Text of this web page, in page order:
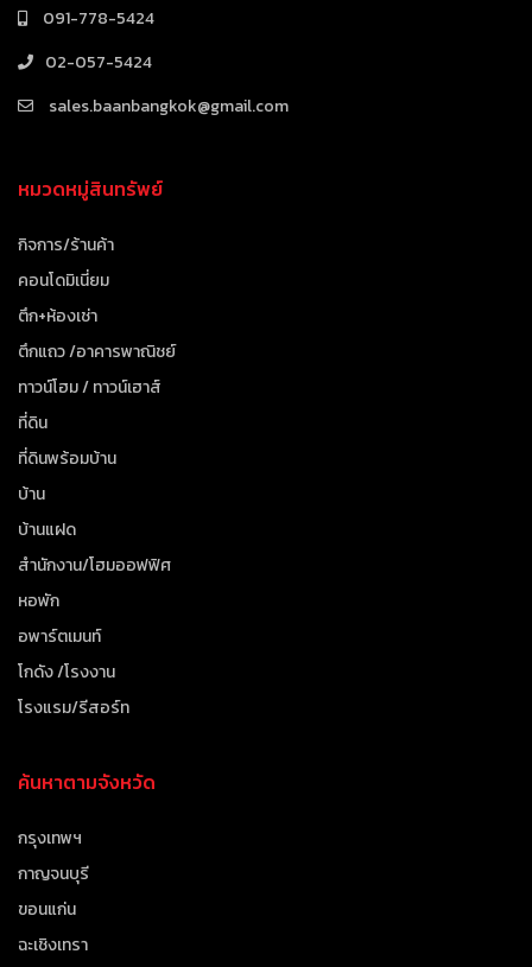
091-778-5424
02-057-5424
sales.baanbangkok@gmail.com
หมวดหมู่สินทรัพย์
กิจการ/ร้านค้า
คอนโดมิเนี่ยม
ตึก+ห้องเช่า
ตึกแถว /อาคารพาณิชย์
ทาวน์โฮม / ทาวน์เฮาส์
ที่ดิน
ที่ดินพร้อมบ้าน
บ้าน
บ้านแฝด
สำนักงาน/โฮมออฟฟิศ
หอพัก
อพาร์ตเมนท์
โกดัง /โรงงาน
โรงแรม/รีสอร์ท
ค้นหาตามจังหวัด
กรุงเทพฯ
กาญจนบุรี
ขอนแก่น
ฉะเชิงเทรา